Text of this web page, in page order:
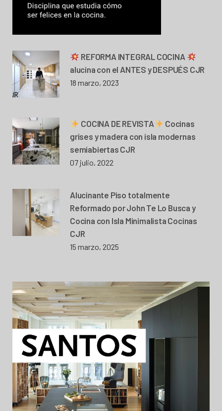
REFORMA INTEGRAL COCINA
alucina con el ANTES y DESPUÉS CJR
18 marzo, 2023
COCINA DE REVISTA
Cocinas
grises y madera con isla modernas
semiabiertas CJR
07 julio, 2022
Alucinante Piso totalmente
Reformado por John Te Lo Busca y
Cocina con Isla Minimalista Cocinas
CJR
15 marzo, 2025